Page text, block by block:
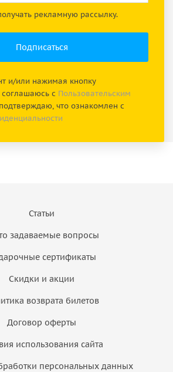
рекламную рассылку.
и/или нажимая кнопку
соглашаюсь с Пользовательским
что ознакомлен с
Статьи
задаваемые вопросы
сертификаты
Скидки и акции
возврата билетов
Договор оферты
использования сайта
персональных данных